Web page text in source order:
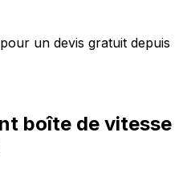
un devis gratuit depuis
boîte de vitesse